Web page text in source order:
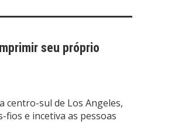
seu próprio
centro-sul de Los Angeles,
e incetiva as pessoas